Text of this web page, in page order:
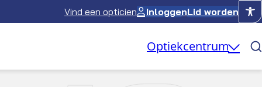
Vind een opticien InloggenLid worden
Optiekcentrum